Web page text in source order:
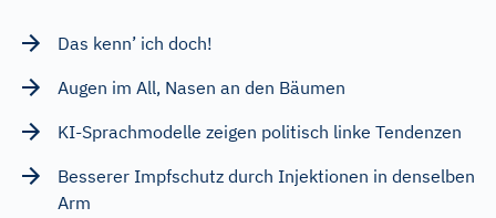
Das kenn’ ich doch!
Augen im All, Nasen an den Bäumen
KI-Sprachmodelle zeigen politisch linke Tendenzen
Besserer Impfschutz durch Injektionen in denselben
Arm